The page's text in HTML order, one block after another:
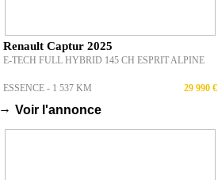
Renault Captur 2025
E-TECH FULL HYBRID 145 CH ESPRIT ALPINE
ESSENCE - 1 537 KM 29 990 €
→ Voir l'annonce